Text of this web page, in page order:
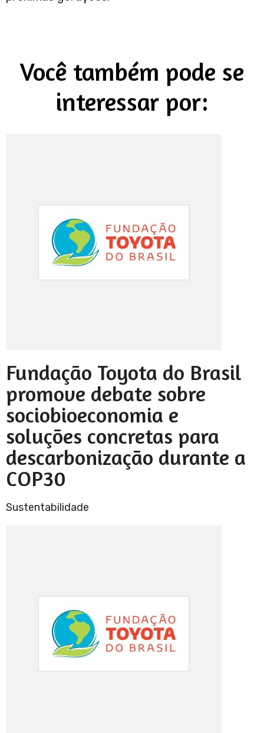
Você também pode se
interessar por:
Fundação Toyota do Brasil
promove debate sobre
sociobioeconomia e
soluções concretas para
descarbonização durante a
COP30
Sustentabilidade